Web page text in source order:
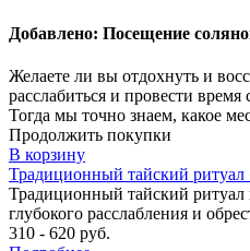
Добавлено: Посещение
Желаете ли вы отдохнуть и
расслабиться и провести время
Тогда мы точно знаем, какое
Продолжить покупки
В корзину
Традиционный тайский
Традиционный тайский ритуал
глубокого расслабления и
310 - 620 руб.